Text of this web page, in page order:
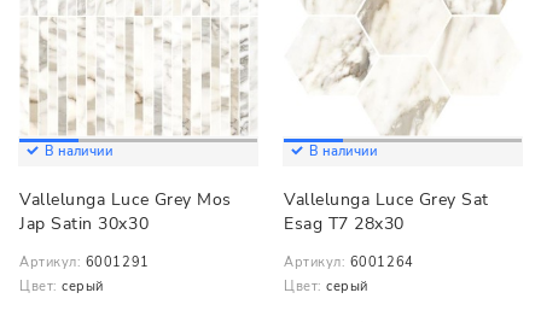
В наличии
Vallelunga Luce Grey Mos
Jap Satin 30x30
Артикул: 6001291
Цвет: серый
В наличии
Vallelunga Luce Grey Sat
Esag T7 28x30
Артикул: 6001264
Цвет: серый